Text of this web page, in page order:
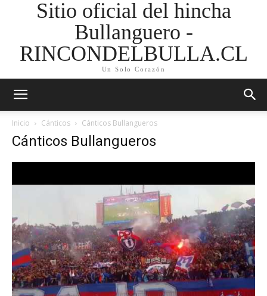
Sitio oficial del hincha
Bullanguero -
RINCONDELBULLA.CL
Un Solo Corazón
Inicio Cánticos Cánticos Bullangueros
Cánticos Bullangueros